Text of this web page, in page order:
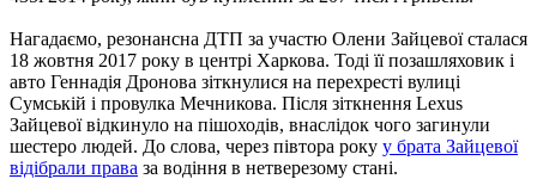
Нагадаємо, резонансна ДТП за участю Олени Зайцевої сталася
18 жовтня 2017 року в центрі Харкова. Тоді її позашляховик і
авто Геннадія Дронова зіткнулися на перехресті вулиці
Сумській і провулка Мечникова. Після зіткнення Lexus
Зайцевої відкинуло на пішоходів, внаслідок чого загинули
шестеро людей. До слова, через півтора року у брата Зайцевої
відібрали права за водіння в нетверезому стані.